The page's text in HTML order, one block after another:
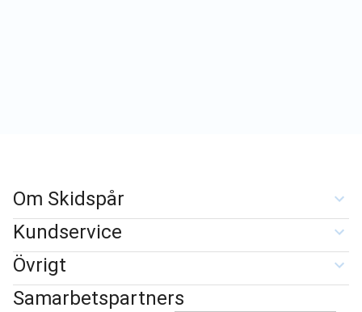
Om Skidspår
Kundservice
Övrigt
Samarbetspartners